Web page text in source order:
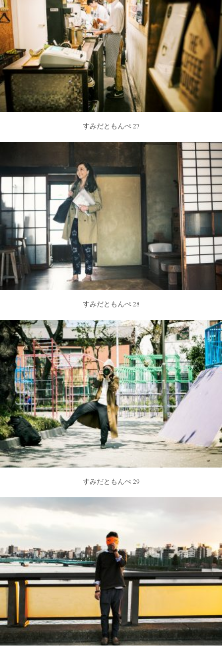
すみだともんぺ 27
すみだともんぺ 28
すみだともんぺ 29